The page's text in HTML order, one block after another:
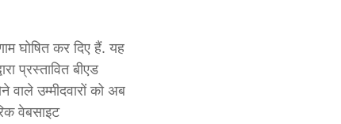
घोषित कर दिए हैं. यह
प्रस्तावित बीएड
वाले उम्मीदवारों को अब
वेबसाइट